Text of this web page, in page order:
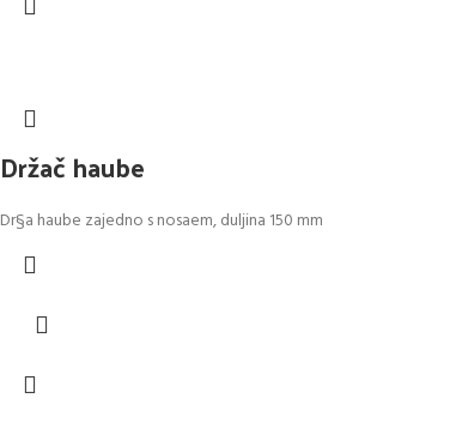
Držač haube
Dr§a haube zajedno s nosaem, duljina 150 mm